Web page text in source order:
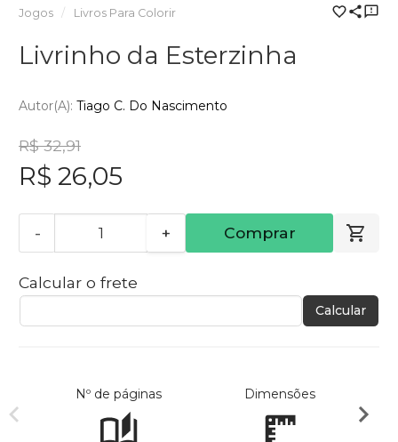
Jogos Livros Para Colorir
Livrinho da Esterzinha
Autor(a): Tiago C. Do Nascimento
R$ 32,91
R$ 26,05
- + Comprar
Calcular o frete
Calcular
Nº de páginas Dimensões